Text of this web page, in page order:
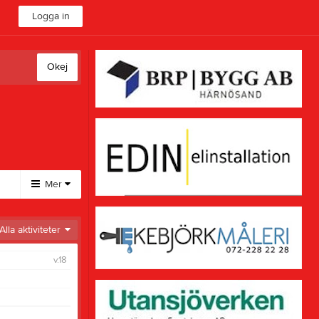
Logga in
Okej
Mer
Huvudmeny
Sponsorer
aktiviteter
v.18